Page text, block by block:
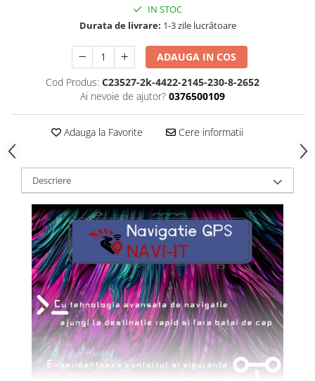
IN STOC
Durata de livrare: 1-3 zile lucrătoare
ADAUGA IN COS
Cod Produs: C23527-2k-4422-2145-230-8-2652
Ai nevoie de ajutor? 0376500109
Adauga la Favorite Cere informatii
Descriere